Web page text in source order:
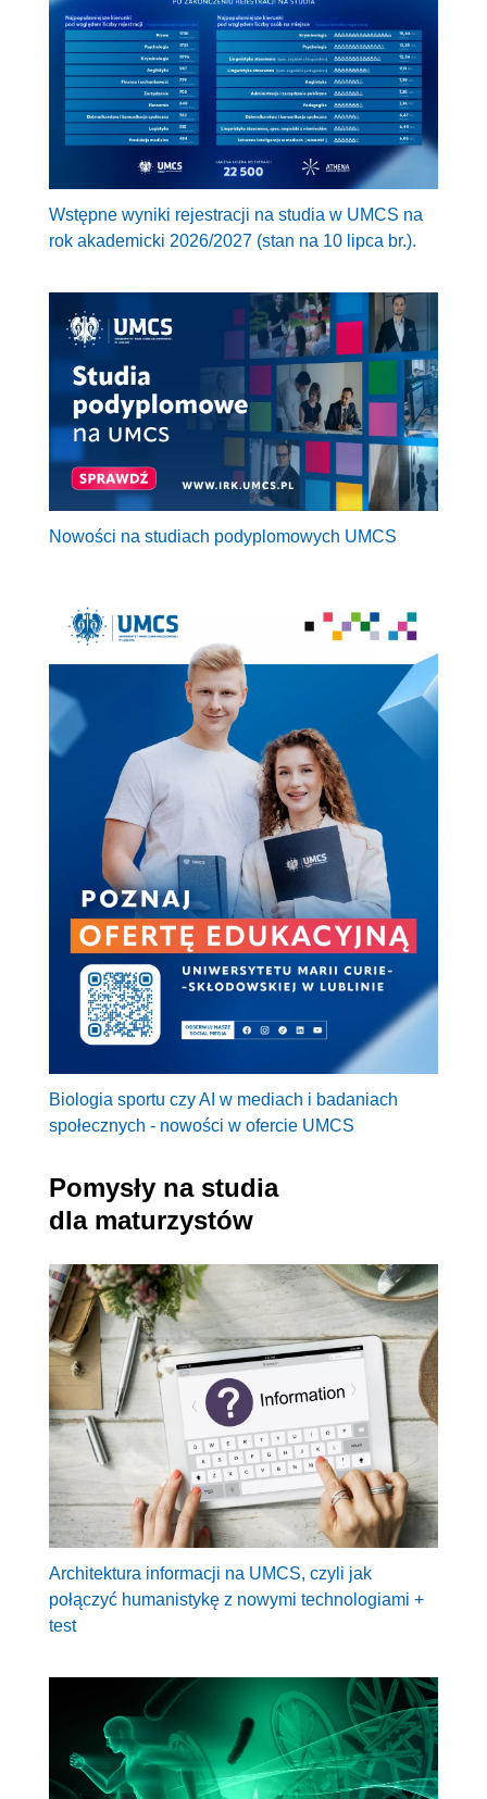
Wstępne wyniki rejestracji na studia w UMCS na
rok akademicki 2026/2027 (stan na 10 lipca br.).
Nowości na studiach podyplomowych UMCS
Biologia sportu czy AI w mediach i badaniach
społecznych - nowości w ofercie UMCS
Pomysły na studia
dla maturzystów
Architektura informacji na UMCS, czyli jak
połączyć humanistykę z nowymi technologiami +
test